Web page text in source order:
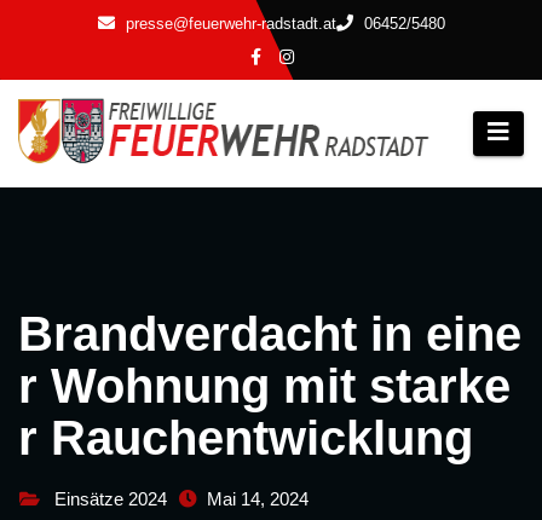
springen
presse@feuerwehr-radstadt.at 06452/5480
Brandverdacht in eine
r Wohnung mit starke
r Rauchentwicklung
Einsätze 2024 Mai 14, 2024